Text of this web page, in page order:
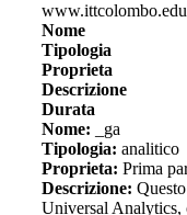
Nome
Tipologia
Proprieta
Descrizione
Durata
Nome: _ga
Tipologia: analitico
Proprieta: Prima
Descrizione:
Universal Analytics,